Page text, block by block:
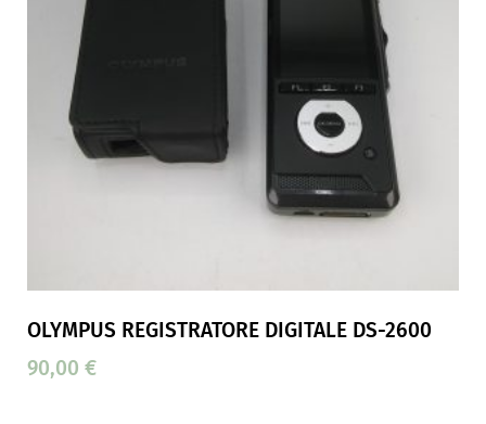
OLYMPUS REGISTRATORE DIGITALE DS-2600
90,00 €